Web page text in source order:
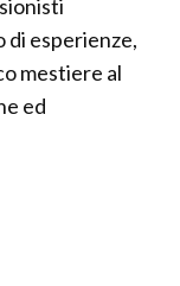
di esperienze,
mestiere al
ed